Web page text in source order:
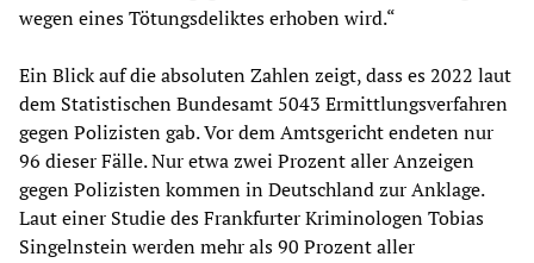
wegen eines Tötungsdeliktes erhoben wird.“
Ein Blick auf die absoluten Zahlen zeigt, dass es 2022 laut
dem Statistischen Bundesamt 5043 Ermittlungsverfahren
gegen Polizisten gab. Vor dem Amtsgericht endeten nur
96 dieser Fälle. Nur etwa zwei Prozent aller Anzeigen
gegen Polizisten kommen in Deutschland zur Anklage.
Laut einer Studie des Frankfurter Kriminologen Tobias
Singelnstein werden mehr als 90 Prozent aller